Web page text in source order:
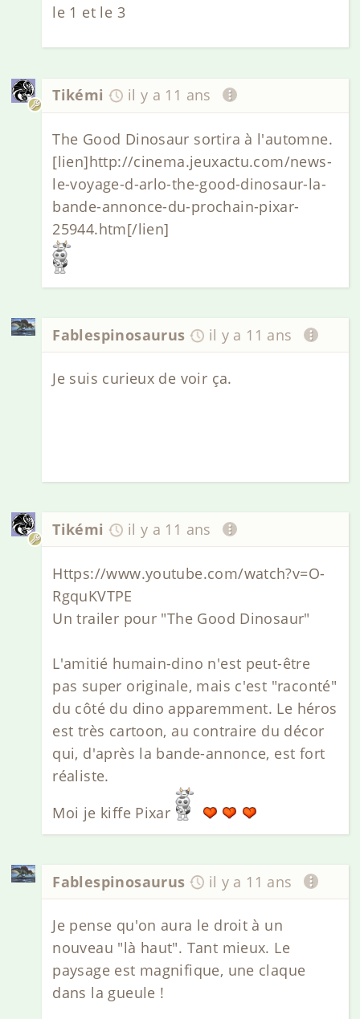
le 1 et le 3
Tikémi il y a 11 ans
The Good Dinosaur sortira à l'automne.
[lien]http://cinema.jeuxactu.com/news-
le-voyage-d-arlo-the-good-dinosaur-la-
bande-annonce-du-prochain-pixar-
25944.htm[/lien]
Fablespinosaurus il y a 11 ans
Je suis curieux de voir ça.
Tikémi il y a 11 ans
Https://www.youtube.com/watch?v=O-
RgquKVTPE
Un trailer pour "The Good Dinosaur"
L'amitié humain-dino n'est peut-être
pas super originale, mais c'est "raconté"
du côté du dino apparemment. Le héros
est très cartoon, au contraire du décor
qui, d'après la bande-annonce, est fort
réaliste.
Moi je kiffe Pixar
Fablespinosaurus il y a 11 ans
Je pense qu'on aura le droit à un
nouveau "là haut". Tant mieux. Le
paysage est magnifique, une claque
dans la gueule !